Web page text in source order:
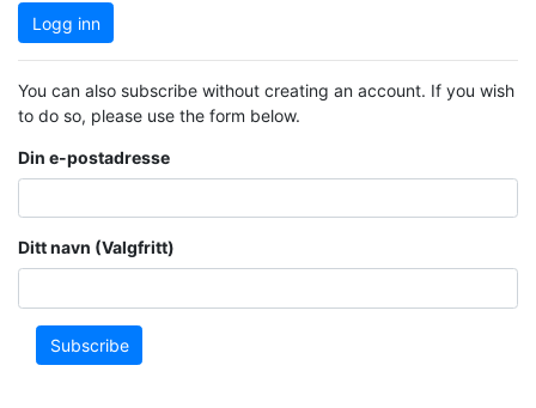
Logg inn
You can also subscribe without creating an account. If you wish
to do so, please use the form below.
Din e-postadresse
Ditt navn (Valgfritt)
Subscribe